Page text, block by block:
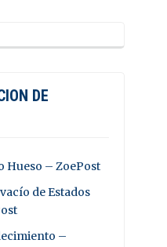
DE
Hueso – ZoePost
de Estados
–